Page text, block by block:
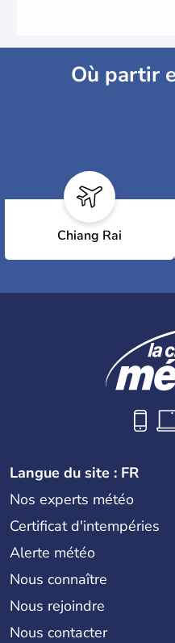
Où partir
Chiang Rai
Langue du site : FR
Nos experts météo
Certificat d'intempéries
Alerte météo
Nous connaître
Nous rejoindre
Nous contacter